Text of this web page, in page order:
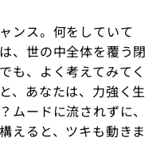
ンス。何をしていて
、世の中全体を覆う閉
も、よく考えてみてく
、あなたは、力強く生
ムードに流されずに、
えると、ツキも動きま